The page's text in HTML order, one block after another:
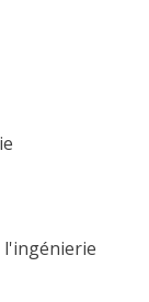
l'ingénierie